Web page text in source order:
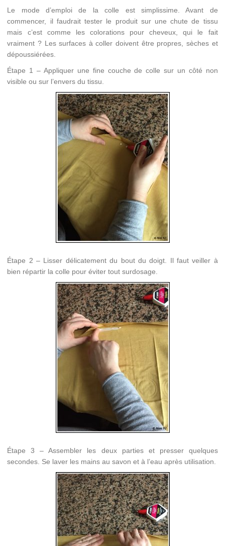
Le mode d’emploi de la colle est simplissime. Avant de
commencer, il faudrait tester le produit sur une chute de tissu
mais c’est comme les colorations pour cheveux, qui le fait
vraiment ? Les surfaces à coller doivent être propres, sèches et
dépoussiérées.
Étape 1 – Appliquer une fine couche de colle sur un côté non
visible ou sur l’envers du tissu.
Étape 2 – Lisser délicatement du bout du doigt. Il faut veiller à
bien répartir la colle pour éviter tout surdosage.
Étape 3 – Assembler les deux parties et presser quelques
secondes. Se laver les mains au savon et à l’eau après utilisation.